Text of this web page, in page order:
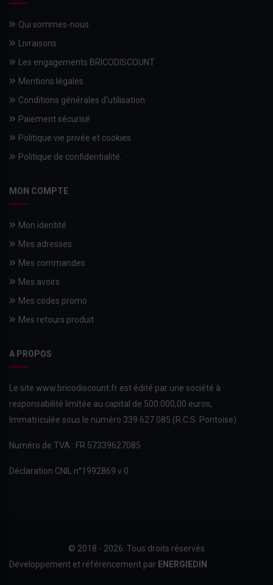
Qui sommes-nous
Livraisons
Les engagements BRICODISCOUNT
Mentions légales
Conditions générales d'utilisation
Paiement sécurisé
Politique vie privée et cookies
Politique de confidentialité.
MON COMPTE
Mon identité
Mes adresses
Mes commandes
Mes avoirs
Mes codes promo
Mes retours produit
A PROPOS
Le site www.bricodiscount.fr est édité par une société à
responsabilité limitée au capital de 500.000,00 euros,
Immatriculée sous le numéro 339 627 085 (R.C.S. Pontoise)
Numéro de TVA : FR 57339627085
Déclaration CNIL n°1992869 v 0
© 2018 - 2026. Tous droits réservés
Développement et référencement par ENERGIEDIN